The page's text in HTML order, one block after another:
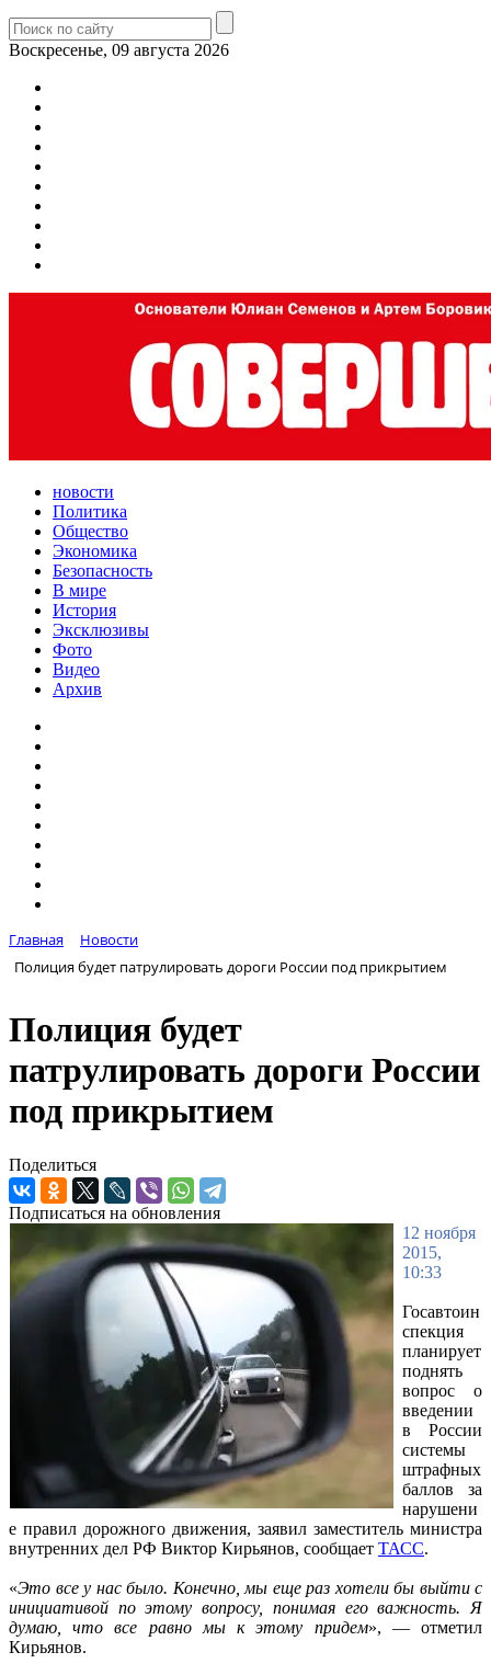
Воскресенье, 09 августа 2026
новости
Политика
Общество
Экономика
Безопасность
В мире
История
Эксклюзивы
Фото
Видео
Архив
Главная
Новости
Полиция будет патрулировать дороги России под прикрытием
Полиция будет
патрулировать дороги России
под прикрытием
Поделиться
Подписаться на обновления
12 ноября
2015,
10:33
Госавтоин
спекция
планирует
поднять
вопрос о
введении
в России
системы
штрафных
баллов за
нарушени
е правил дорожного движения, заявил заместитель министра
внутренних дел РФ Виктор Кирьянов, сообщает ТАСС.
«Это все у нас было. Конечно, мы еще раз хотели бы выйти с
инициативой по этому вопросу, понимая его важность. Я
думаю, что все равно мы к этому придем», — отметил
Кирьянов.